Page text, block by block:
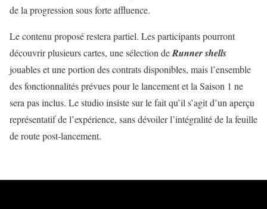
de la progression sous forte affluence.
Le contenu proposé restera partiel. Les participants pourront
découvrir plusieurs cartes, une sélection deRunner shells
jouables et une portion des contrats disponibles, mais l’ensemble
des fonctionnalités prévues pour le lancement et la Saison 1 ne
sera pas inclus. Le studio insiste sur le fait qu’il s’agit d’un aperçu
représentatif de l’expérience, sans dévoiler l’intégralité de la feuille
de route post-lancement.